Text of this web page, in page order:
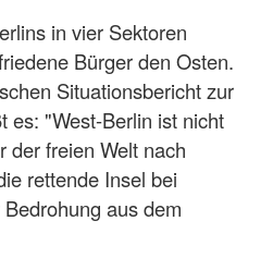
in vier Sektoren
Bürger den Osten.
Situationsbericht zur
es: "West-Berlin ist nicht
der freien Welt nach
rettende Insel bei
aus dem